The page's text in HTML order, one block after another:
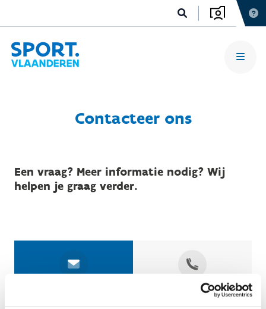
Contacteer ons
Een vraag? Meer informatie nodig? Wij
helpen je graag verder.